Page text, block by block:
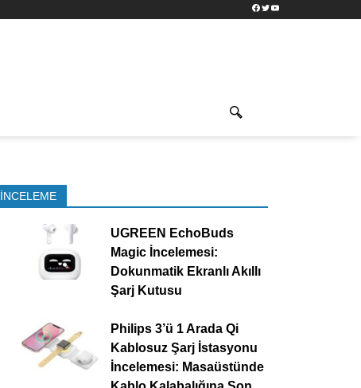
Facebook
TwitterYouTube
İNCELEME
UGREEN EchoBuds
Magic İncelemesi:
Dokunmatik Ekranlı Akıllı
Şarj Kutusu
Philips 3’ü 1 Arada Qi
Kablosuz Şarj İstasyonu
İncelemesi: Masaüstünde